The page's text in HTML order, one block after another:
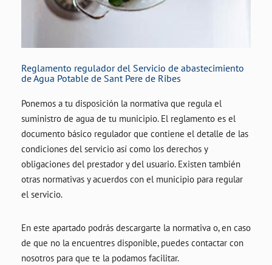
Reglamento regulador del Servicio de abastecimiento
de Agua Potable de Sant Pere de Ribes
Ponemos a tu disposición la normativa que regula el
suministro de agua de tu municipio. El reglamento es el
documento básico regulador que contiene el detalle de las
condiciones del servicio así como los derechos y
obligaciones del prestador y del usuario. Existen también
otras normativas y acuerdos con el municipio para regular
el servicio.
En este apartado podrás descargarte la normativa o, en caso
de que no la encuentres disponible, puedes contactar con
nosotros para que te la podamos facilitar.